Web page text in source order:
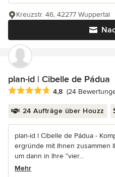
Kreuzstr. 46, 42277 Wuppertal
plan-id | Cibelle de Pádua
Durchschnittliche Bewertung:
4,8 (24
24 Aufträge über Houzz
plan-id l Cibelle de Pádua -
ergründe mit Ihnen zusammen
um dann in Ihre “vier...
Mehr